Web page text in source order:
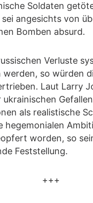
Soldaten
angesichts von
Bomben absurd.
Verluste
werden, so würden
Laut Larry
ukrainischen
als realistische
hegemonialen
worden, so
Feststellung.
+++